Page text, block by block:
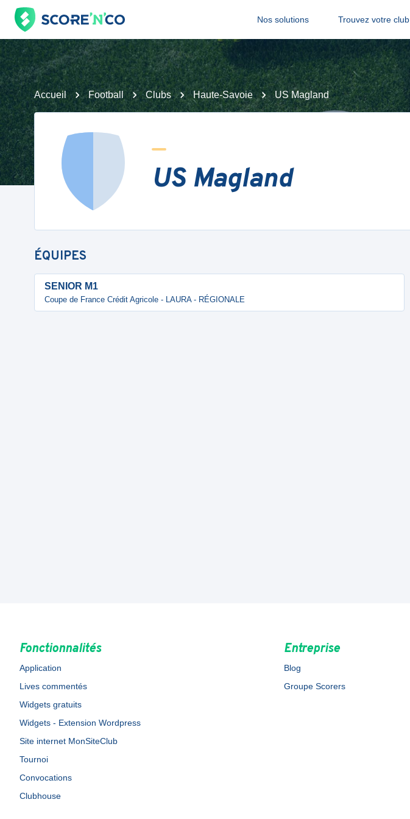
Nos solutions Trouvez votre club
Accueil Football Clubs Haute-Savoie US Magland
US Magland
ÉQUIPES
SENIOR M1
Coupe de France Crédit Agricole - LAURA - RÉGIONALE
Fonctionnalités
Application
Lives commentés
Widgets gratuits
Widgets - Extension Wordpress
Site internet MonSiteClub
Tournoi
Convocations
Clubhouse
Entreprise
Blog
Groupe Scorers